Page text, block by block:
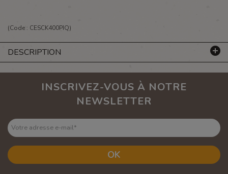
(Code : CESCK400PIQ)
DESCRIPTION
INSCRIVEZ-VOUS À NOTRE
NEWSLETTER
Votre adresse e-mail*
OK